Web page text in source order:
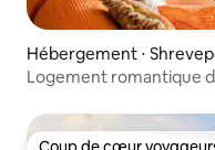
Hébergement ⋅
Logement romantique